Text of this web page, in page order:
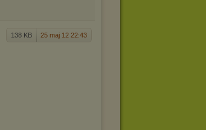
138 KB 25 maj 12 22:43